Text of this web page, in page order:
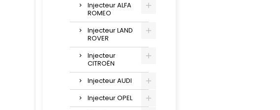
Injecteur ALFA
ROMEO
Injecteur LAND
ROVER
Injecteur
CITROËN
Injecteur AUDI
Injecteur OPEL